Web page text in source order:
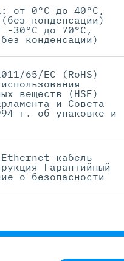
от 0°C до 40°C,
конденсации)
-30°C до 70°C,
конденсации)
65/EC (RoHS)
веществ (HSF)
и Совета
г. об упаковке и
кабель
Гарантийный
о безопасности